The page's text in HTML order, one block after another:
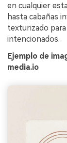
en cualquier
hasta cabañas
texturizado
intencionados.
Ejemplo de
media.io